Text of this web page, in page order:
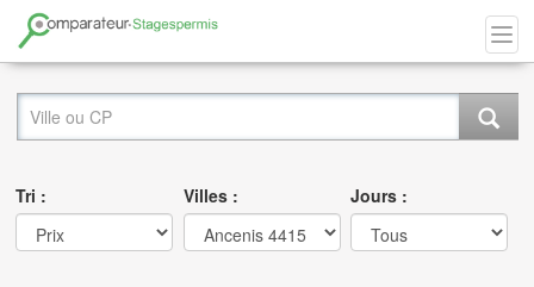
Tri : Villes : Jours :